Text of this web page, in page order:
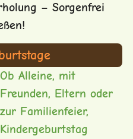
– Sorgenfrei
Ob Alleine, mit
Freunden, Eltern oder
zur Familienfeier,
Kindergeburtstag